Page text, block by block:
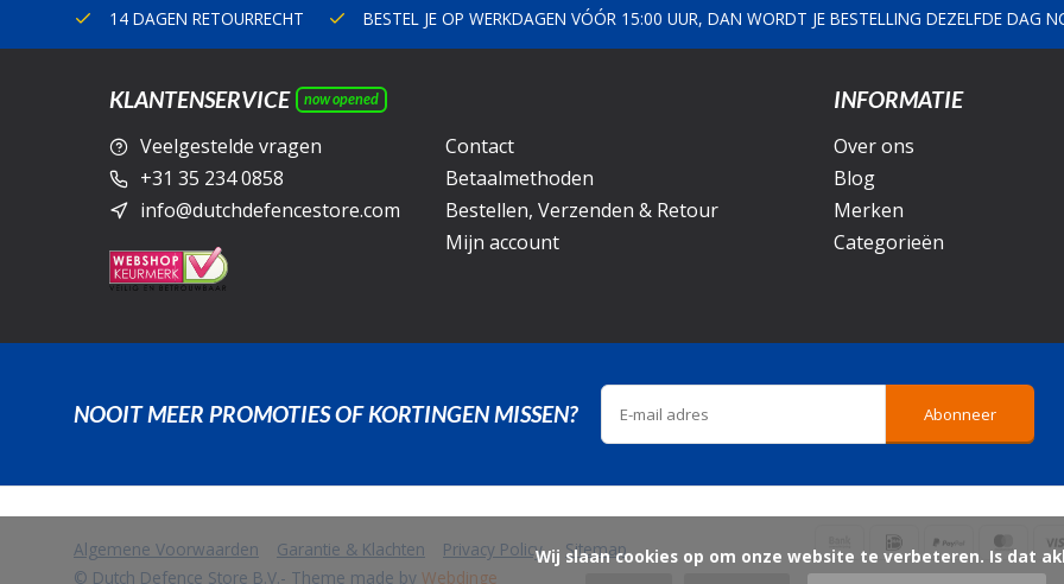
14 DAGEN RETOURRECHT BESTEL JE OP WERKDAGEN VÓÓR 15:00 UUR, DAN WORDT JE BESTELLING DEZELFDE DAG
KLANTENSERVICE now opened
Veelgestelde vragen
+31 35 234 0858
info@dutchdefencestore.com
Contact
Betaalmethoden
Bestellen, Verzenden & Retour
Mijn account
INFORMATIE
Over ons
Blog
Merken
Categorieën
NOOIT MEER PROMOTIES OF KORTINGEN MISSEN? Abonneer
Algemene Voorwaarden Garantie & Klachten Privacy Policy
Sitemap
© Dutch Defence Store B.V.- Theme made by Webdinge
            Wij slaan cookies op om onze website te verbeteren. Is dat akkoord?